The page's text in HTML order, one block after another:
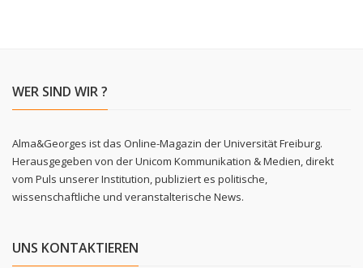
WER SIND WIR ?
Alma&Georges ist das Online-Magazin der Universität Freiburg.
Herausgegeben von der Unicom Kommunikation & Medien, direkt
vom Puls unserer Institution, publiziert es politische,
wissenschaftliche und veranstalterische News.
UNS KONTAKTIEREN